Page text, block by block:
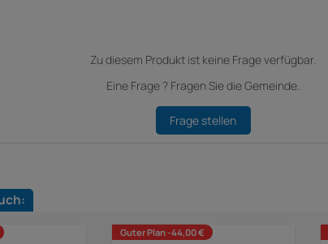
Zu diesem Produkt ist keine Frage verfügbar.
Eine Frage ? Fragen Sie die Gemeinde.
Frage stellen
Guter Plan -44,00 €